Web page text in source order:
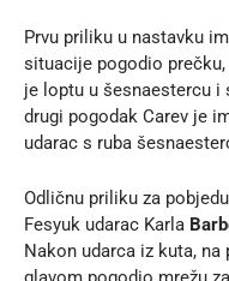
Prvu priliku u nastavku
situacije pogodio
je loptu u šesnaestercu
drugi pogodak Carev je
udarac s ruba
Odličnu priliku za
Fesyuk udarac Karla
Nakon udarca iz kuta,